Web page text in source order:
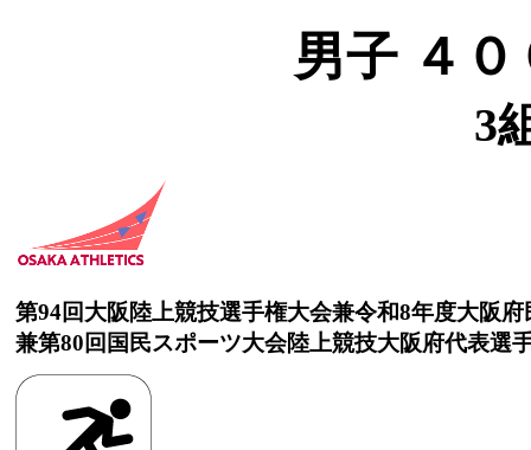
男子 ４
3
第94回大阪陸上競技選手権大会兼令和8年度大阪
兼第80回国民スポーツ大会陸上競技大阪府代表選